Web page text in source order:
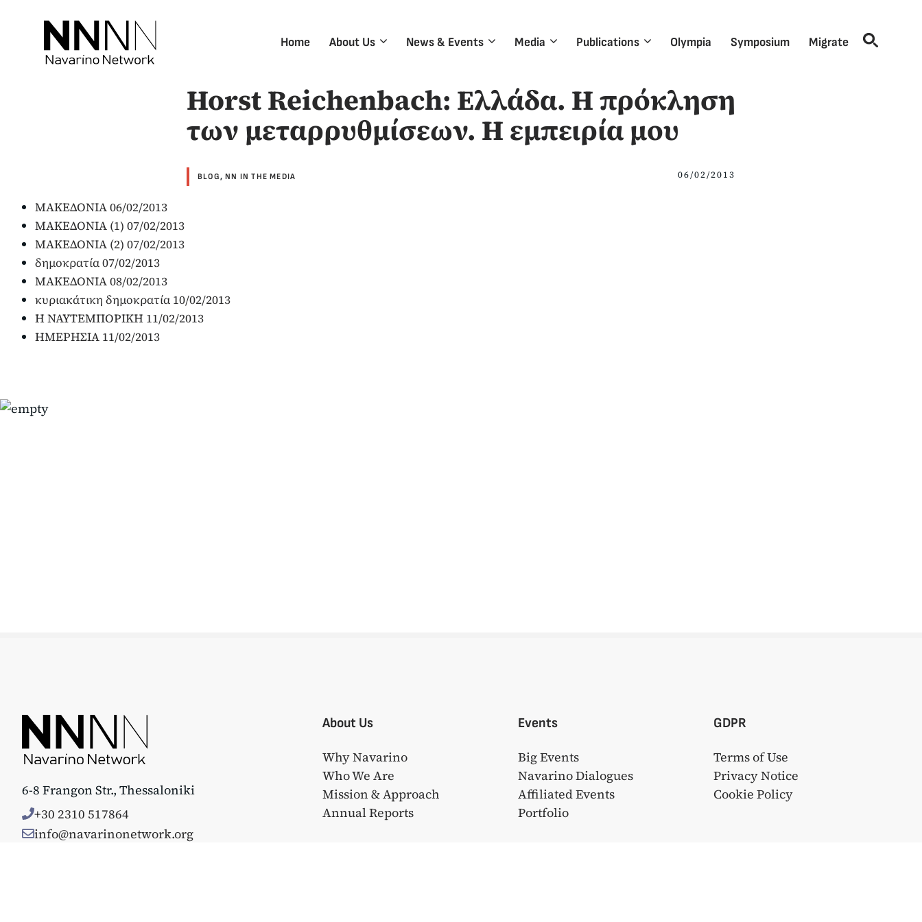
Home About Us News & Events Media Publications Olympia Symposium Migrate
Horst Reichenbach: Ελλάδα. Η πρόκληση
των μεταρρυθμίσεων. Η εμπειρία μου
BLOG,NN IN THE MEDIA 06/02/2013
ΜΑΚΕΔΟΝΙΑ 06/02/2013
ΜΑΚΕΔΟΝΙΑ (1) 07/02/2013
ΜΑΚΕΔΟΝΙΑ (2) 07/02/2013
δημοκρατία 07/02/2013
ΜΑΚΕΔΟΝΙΑ 08/02/2013
κυριακάτικη δημοκρατία 10/02/2013
Η ΝΑΥΤΕΜΠΟΡΙΚΗ 11/02/2013
ΗΜΕΡΗΣΙΑ 11/02/2013
6-8 Frangon Str., Thessaloniki
+30 2310 517864
info@navarinonetwork.org
About Us
Why Navarino
Who We Are
Mission & Approach
Annual Reports
Events
Big Events
Navarino Dialogues
Affiliated Events
Portfolio
GDPR
Terms of Use
Privacy Notice
Cookie Policy